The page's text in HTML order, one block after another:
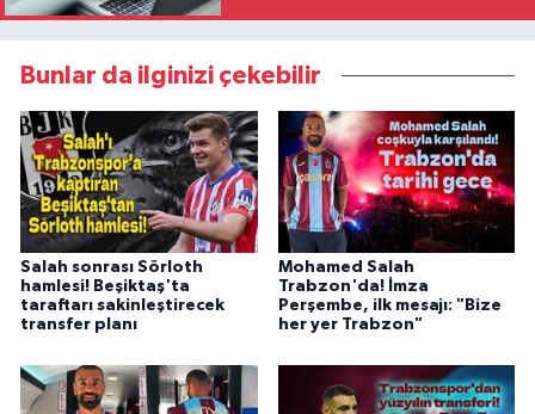
Bunlar da ilginizi çekebilir
Salah sonrası Sörloth
hamlesi! Beşiktaş'ta
taraftarı sakinleştirecek
transfer planı
Mohamed Salah
Trabzon'da! İmza
Perşembe, ilk mesajı: "Bize
her yer Trabzon"